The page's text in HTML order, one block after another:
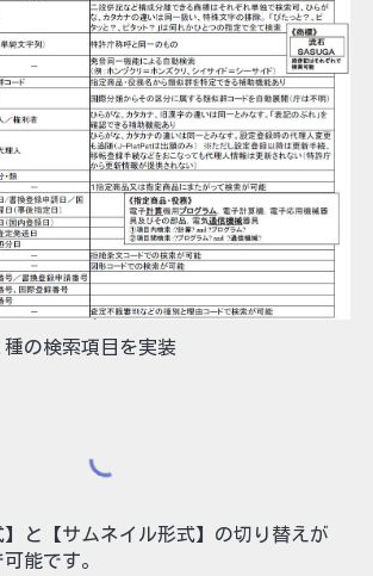
種の検索項目を実装
】と【サムネイル形式】の切り替えが
能です。